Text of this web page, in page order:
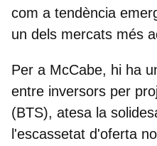
com a tendència
un dels mercats més
Per a McCabe, hi ha
entre inversors per
(BTS), atesa la
l'escassetat d'oferta